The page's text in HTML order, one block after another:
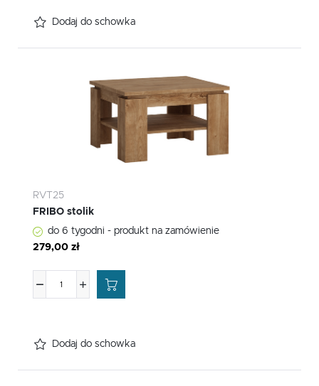
Dodaj do schowka
RVT25
FRIBO stolik
do 6 tygodni - produkt na zamówienie
279,00 zł
Dodaj do schowka